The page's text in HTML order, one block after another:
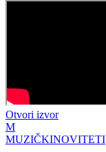
Otvori izvor
M
MUZIČKINOVITETI